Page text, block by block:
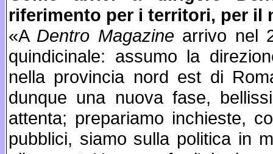
riferimento per i territori, per il
«A Dentro Magazine arrivo nel
quindicinale: assumo la
nella provincia nord est di
dunque una nuova fase,
attenta; prepariamo inchieste,
pubblici, siamo sulla politica in